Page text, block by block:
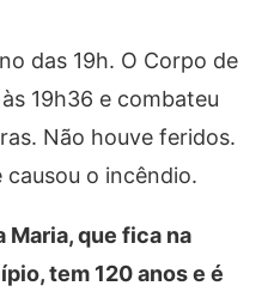
das 19h. O Corpo de
19h36 e combateu
Não houve feridos.
causou o incêndio.
Maria, que fica na
tem 120 anos e é